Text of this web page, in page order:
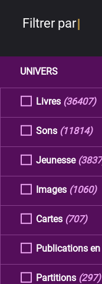
Filtrer par
UNIVERS
Livres (36407)
Sons (11814)
Jeunesse
Images (1060)
Cartes (707)
Publications en
Partitions (297)